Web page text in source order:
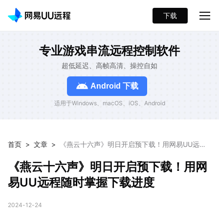
下载
专业游戏串流远程控制软件
超低延迟、高帧高清、操控自如
Android 下载
适用于Windows、macOS、iOS、Android
首页 > 文章 >
《燕云十六声》明日开启预下载！用网易UU远程
《燕云十六声》明日开启预下载！用网
易UU远程随时掌握下载进度
2024-12-24